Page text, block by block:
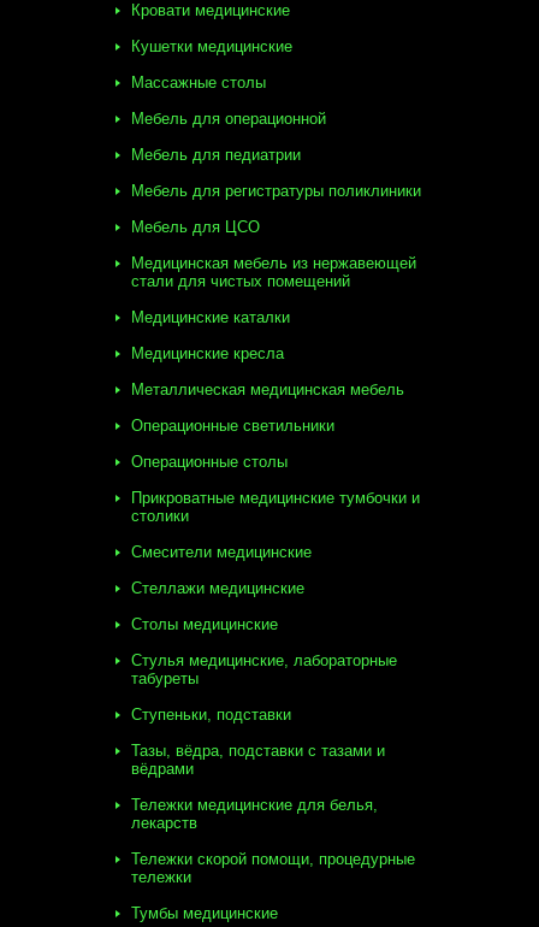
Кровати медицинские
Кушетки медицинские
Массажные столы
Мебель для операционной
Мебель для педиатрии
Мебель для регистратуры поликлиники
Мебель для ЦСО
Медицинская мебель из нержавеющей
стали для чистых помещений
Медицинские каталки
Медицинские кресла
Металлическая медицинская мебель
Операционные светильники
Операционные столы
Прикроватные медицинские тумбочки и
столики
Смесители медицинские
Стеллажи медицинские
Столы медицинские
Стулья медицинские, лабораторные
табуреты
Ступеньки, подставки
Тазы, вёдра, подставки с тазами и
вёдрами
Тележки медицинские для белья,
лекарств
Тележки скорой помощи, процедурные
тележки
Тумбы медицинские